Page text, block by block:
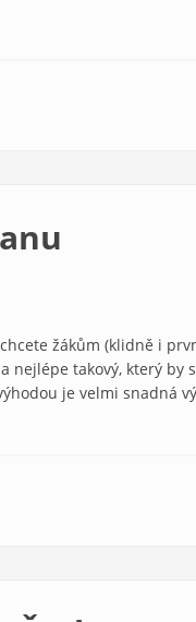
žákům (klidně i
nejlépe takový, který
je velmi snadná